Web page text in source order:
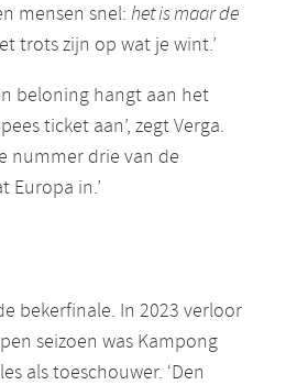
mensen snel: het is maar de
trots zijn op wat je wint.’
beloning hangt aan het
ticket aan’, zegt Verga.
nummer drie van de
Europa in.’
bekerfinale. In 2023 verloor
seizoen was Kampong
als toeschouwer. ‘Den